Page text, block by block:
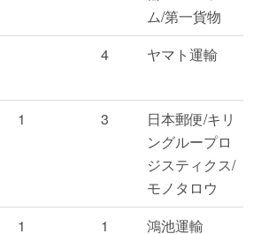
ム/第一貨物
4 ヤマト運輸
1 3
日本郵便/キリ
ングループロ
ジスティクス/
モノタロウ
1 1 鴻池運輸